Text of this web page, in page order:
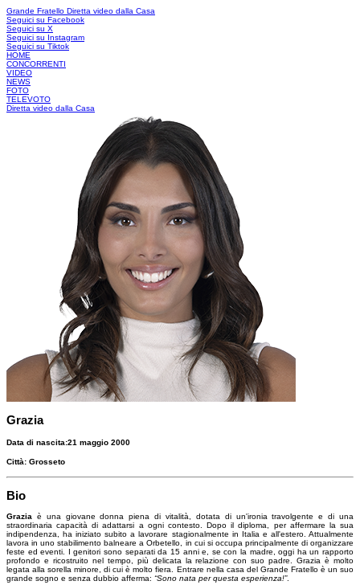
Grande Fratello Diretta video dalla Casa
Seguici su Facebook
Seguici su X
Seguici su Instagram
Seguici su Tiktok
HOME
CONCORRENTI
VIDEO
NEWS
FOTO
TELEVOTO
Diretta video dalla Casa
Grazia
Data di nascita:21 maggio 2000
Città: Grosseto
Bio
Grazia è una giovane donna piena di vitalità, dotata di un'ironia travolgente e di una
straordinaria capacità di adattarsi a ogni contesto. Dopo il diploma, per affermare la sua
indipendenza, ha iniziato subito a lavorare stagionalmente in Italia e all'estero. Attualmente
lavora in uno stabilimento balneare a Orbetello, in cui si occupa principalmente di organizzare
feste ed eventi. I genitori sono separati da 15 anni e, se con la madre, oggi ha un rapporto
profondo e ricostruito nel tempo, più delicata la relazione con suo padre. Grazia è molto
legata alla sorella minore, di cui è molto fiera. Entrare nella casa del Grande Fratello è un suo
grande sogno e senza dubbio afferma: “Sono nata per questa esperienza!”.